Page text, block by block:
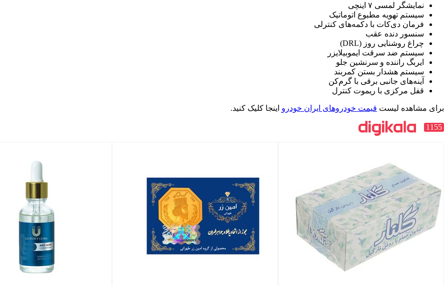
نمایشگر لمسی ۷ اینچی
سیستم تهویه مطبوع اتوماتیک
فرمان دی‌کات با دکمه‌های کنترلی
سنسور دنده عقب
چراغ روشنایی روز (DRL)
سیستم ضد سرقت ایموبیلایزر
ایربگ راننده و سرنشین جلو
سیستم هشدار بستن کمربند
آینه‌های جانبی برقی با گرم‌کن
قفل مرکزی با ریموت کنترل
برای مشاهده لیست قیمت خودروهای ایران خودرو اینجا کلیک کنید.
1155